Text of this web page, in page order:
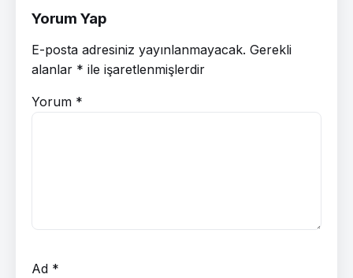
Yorum Yap
E-posta adresiniz yayınlanmayacak. Gerekli
alanlar * ile işaretlenmişlerdir
Yorum *
Ad *